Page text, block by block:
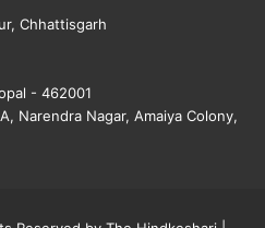
Chhattisgarh
- 462001
Narendra Nagar, Amaiya Colony,